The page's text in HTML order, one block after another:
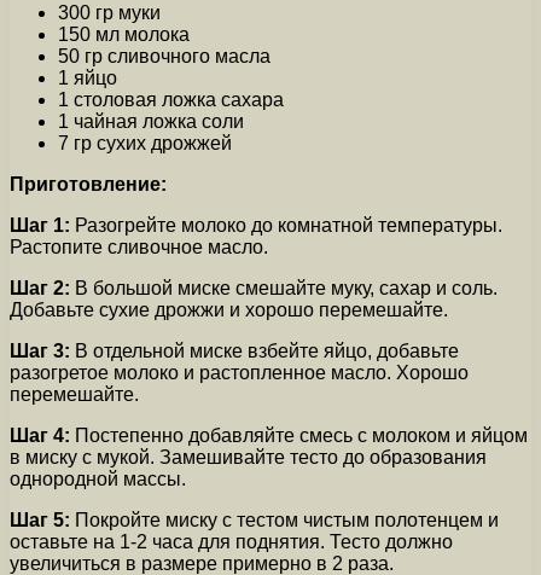
300 гр муки
150 мл молока
50 гр сливочного масла
1 яйцо
1 столовая ложка сахара
1 чайная ложка соли
7 гр сухих дрожжей
Приготовление:
Шаг 1: Разогрейте молоко до комнатной температуры.
Растопите сливочное масло.
Шаг 2: В большой миске смешайте муку, сахар и соль.
Добавьте сухие дрожжи и хорошо перемешайте.
Шаг 3: В отдельной миске взбейте яйцо, добавьте
разогретое молоко и растопленное масло. Хорошо
перемешайте.
Шаг 4: Постепенно добавляйте смесь с молоком и яйцом
в миску с мукой. Замешивайте тесто до образования
однородной массы.
Шаг 5: Покройте миску с тестом чистым полотенцем и
оставьте на 1-2 часа для поднятия. Тесто должно
увеличиться в размере примерно в 2 раза.